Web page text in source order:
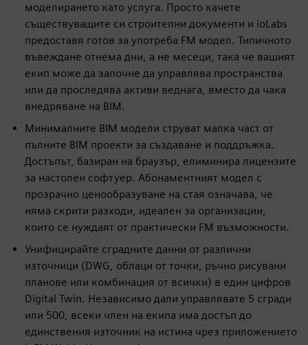
моделирането като услуга. Просто качете
съществуващите си строителни документи и ioLabs
предоставя готов за употреба FM модел. Типичното
въвеждане отнема дни, а не месеци, така че вашият
екип може да започне да управлява пространства
или да проследява активи веднага, вместо да чака
внедряване на BIM.
Минималните BIM модели струват малка част от
пълните BIM проекти за създаване и поддръжка.
Достъпът, базиран на браузър, елиминира лицензите
за настолен софтуер. Абонаментният модел с
прозрачно ценообразуване на стая означава, че
няма скрити разходи, идеален за организации,
които се нуждаят от практически FM възможности.
Унифицирайте сградните данни от различни
източници (DWG, облаци от точки, ръчно рисувани
планове или комбинация от всички) в един цифров
Digital Twin. Независимо дали управлявате 5 сгради
или 500, всеки член на екипа има достъп до
единствения източник на истина чрез приложението